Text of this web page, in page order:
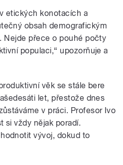
etických konotacích a
obsah demografickým
Nejde přece o pouhé počty
populaci,“ upozorňuje a
věk se stále bere
let, přestože dnes
v práci. Profesor Ivo
si vždy nějak poradí.
vývoj, dokud to